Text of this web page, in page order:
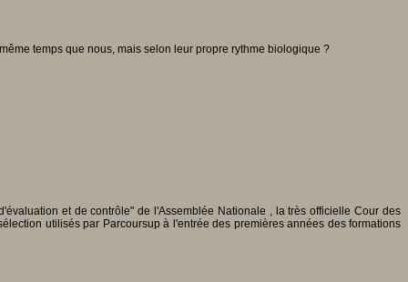
temps que nous, mais selon leur propre rythme biologique ?
et de contrôle" de l'Assemblée Nationale , la très officielle Cour des
utilisés par Parcoursup à l'entrée des premières années des formations